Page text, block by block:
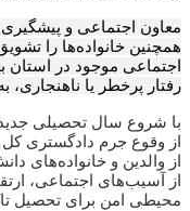
معاون اجتماعی و
همچنین خانواده‌ها را
اجتماعی موجود در
رفتار پرخطر یا ناهنجاری،
با شروع سال تحصیلی
از وقوع جرم دادگستری کل
از والدین و خانواده‌های
از آسیب‌های اجتماعی،
محیطی امن برای تحصیل